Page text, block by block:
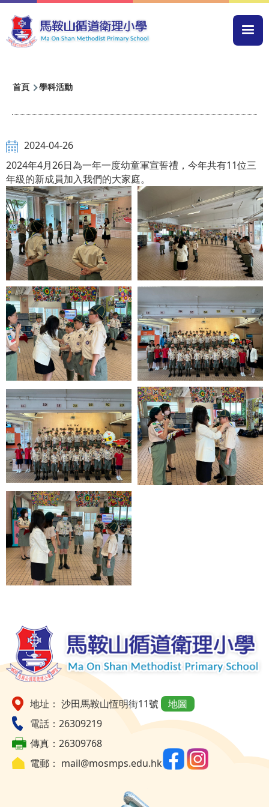
移至主內容
導
連
結
首頁 學科活動
2024-04-26
2024年4月26日為一年一度幼童軍宣誓禮，今年共有11位三
年級的新成員加入我們的大家庭。
地址： 沙田馬鞍山恆明街11號
地圖
電話：26309219
傳真：26309768
電郵： mail@mosmps.edu.hk